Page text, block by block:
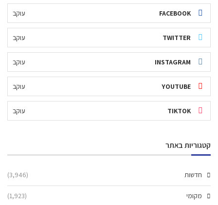
FACEBOOK עוקב
TWITTER עוקב
INSTAGRAM עוקב
YOUTUBE עוקב
TIKTOK עוקב
קטגוריות באתר
חדשות (3,946)
מקומי (1,923)